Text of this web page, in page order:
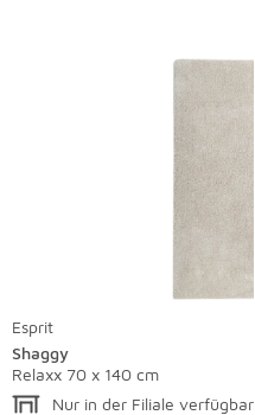
Esprit
Shaggy
Relaxx 70 x 140 cm
Nur in der Filiale verfügbar